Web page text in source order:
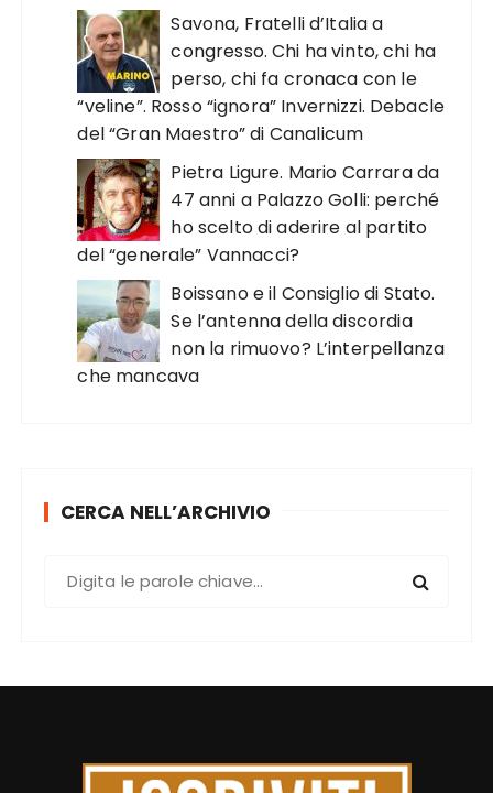
Savona, Fratelli d’Italia a
congresso. Chi ha vinto, chi ha
perso, chi fa cronaca con le
“veline”. Rosso “ignora” Invernizzi. Debacle
del “Gran Maestro” di Canalicum
Pietra Ligure. Mario Carrara da
47 anni a Palazzo Golli: perché
ho scelto di aderire al partito
del “generale” Vannacci?
Boissano e il Consiglio di Stato.
Se l’antenna della discordia
non la rimuovo? L’interpellanza
che mancava
CERCA NELL’ARCHIVIO